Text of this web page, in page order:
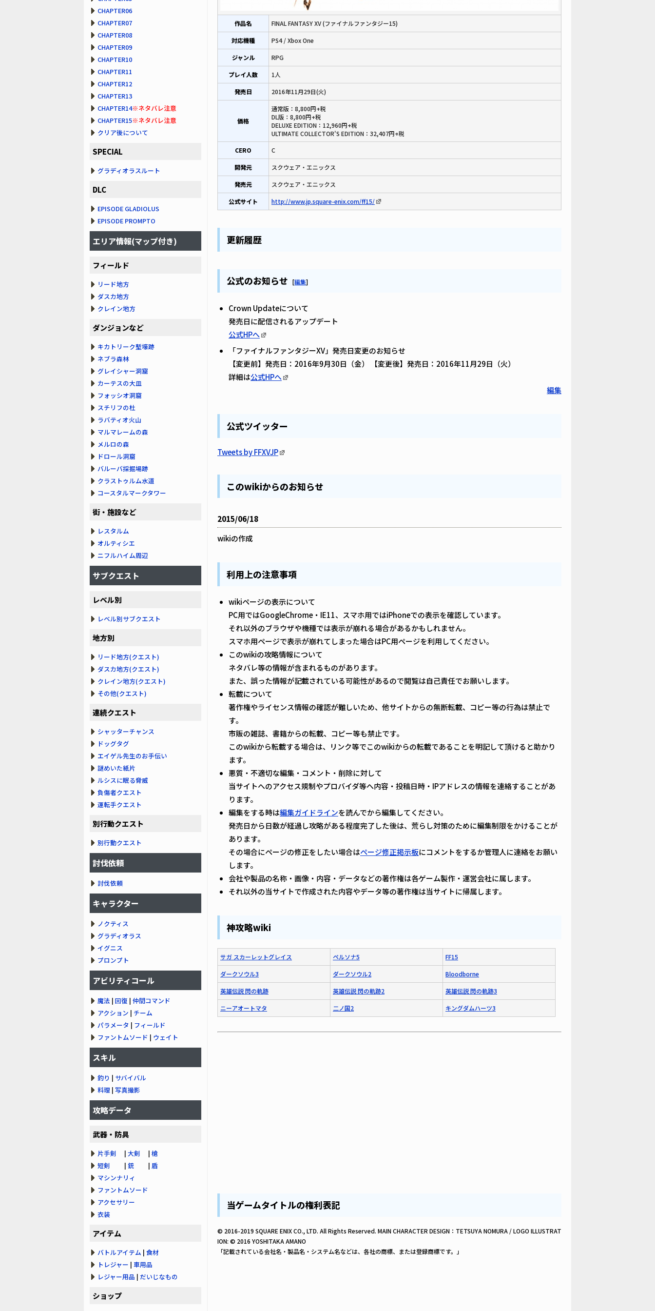
作品名 FINAL FANTASY XV (ファイナルファンタジー15)
対応機種 PS4 / Xbox One
ジャンル RPG
プレイ人数 1人
発売日 2016年11月29日(火)
価格
通常版：8,800円+税
DL版：8,800円+税
DELUXE EDITION：12,960円+税
ULTIMATE COLLECTOR'S EDITION：32,407円+税
CERO
C
開発元 スクウェア・エニックス
発売元 スクウェア・エニックス
公式サイト http://www.jp.square-enix.com/ff15/
更新履歴
公式のお知らせ [編集]
Crown Updateについて
発売日に配信されるアップデート
公式HPへ
「ファイナルファンタジーXV」発売日変更のお知らせ
【変更前】発売日：2016年9月30日（金） 【変更後】発売日：2016年11月29日（火）
詳細は公式HPへ
編集
公式ツイッター
Tweets by FFXVJP
このwikiからのお知らせ
2015/06/18
wikiの作成
利用上の注意事項
wikiページの表示について
PC用ではGoogleChrome・IE11、スマホ用ではiPhoneでの表示を確認しています。
それ以外のブラウザや機種では表示が崩れる場合があるかもしれません。
スマホ用ページで表示が崩れてしまった場合はPC用ページを利用してください。
このwikiの攻略情報について
ネタバレ等の情報が含まれるものがあります。
また、誤った情報が記載されている可能性があるので閲覧は自己責任でお願いします。
転載について
著作権やライセンス情報の確認が難しいため、他サイトからの無断転載、コピー等の行為は禁止で
す。
市販の雑誌、書籍からの転載、コピー等も禁止です。
このwikiから転載する場合は、リンク等でこのwikiからの転載であることを明記して頂けると助かり
ます。
悪質・不適切な編集・コメント・削除に対して
当サイトへのアクセス規制やプロバイダ等へ内容・投稿日時・IPアドレスの情報を連絡することがあ
ります。
編集をする時は編集ガイドラインを読んでから編集してください。
発売日から日数が経過し攻略がある程度完了した後は、荒らし対策のために編集制限をかけることが
あります。
その場合にページの修正をしたい場合はページ修正掲示板にコメントをするか管理人に連絡をお願い
します。
会社や製品の名称・画像・内容・データなどの著作権は各ゲーム製作・運営会社に属します。
それ以外の当サイトで作成された内容やデータ等の著作権は当サイトに帰属します。
神攻略wiki
サガ スカーレットグレイス ペルソナ5 FF15
ダークソウル3 ダークソウル2 Bloodborne
英雄伝説 閃の軌跡 英雄伝説 閃の軌跡2 英雄伝説 閃の軌跡3
ニーアオートマタ 二ノ国2 キングダムハーツ3
当ゲームタイトルの権利表記
© 2016-2019 SQUARE ENIX CO., LTD. All Rights Reserved. MAIN CHARACTER DESIGN：TETSUYA NOMURA / LOGO ILLUSTRAT
ION: © 2016 YOSHITAKA AMANO
「記載されている会社名・製品名・システム名などは、各社の商標、または登録商標です。」
CHAPTER06
CHAPTER07
CHAPTER08
CHAPTER09
CHAPTER10
CHAPTER11
CHAPTER12
CHAPTER13
CHAPTER14※ネタバレ注意
CHAPTER15※ネタバレ注意
クリア後について
SPECIAL
グラディオラスルート
DLC
EPISODE GLADIOLUS
EPISODE PROMPTO
エリア情報(マップ付き)
フィールド
リード地方
ダスカ地方
クレイン地方
ダンジョンなど
キカトリーク塹壕跡
ネブラ森林
グレイシャー洞窟
カーテスの大皿
フォッシオ洞窟
スチリフの杜
ラバティオ火山
マルマレームの森
メルロの森
ドロール洞窟
バルーバ採掘場跡
クラストゥルム水道
コースタルマークタワー
街・施設など
レスタルム
オルティシエ
ニフルハイム周辺
サブクエスト
レベル別
レベル別サブクエスト
地方別
リード地方(クエスト)
ダスカ地方(クエスト)
クレイン地方(クエスト)
その他(クエスト)
連続クエスト
シャッターチャンス
ドッグタグ
エイゲル先生のお手伝い
謎めいた紙片
ルシスに眠る脅威
負傷者クエスト
運転手クエスト
別行動クエスト
別行動クエスト
討伐依頼
討伐依頼
キャラクター
ノクティス
グラディオラス
イグニス
プロンプト
アビリティコール
魔法 | 回復 | 仲間コマンド
アクション | チーム
パラメータ | フィールド
ファントムソード | ウェイト
スキル
釣り | サバイバル
料理 | 写真撮影
攻略データ
武器・防具
片手剣 | 大剣 | 槍
短剣 | 銃 | 盾
マシンナリィ
ファントムソード
アクセサリー
衣装
アイテム
バトルアイテム | 食材
トレジャー | 車用品
レジャー用品 | だいじなもの
ショップ